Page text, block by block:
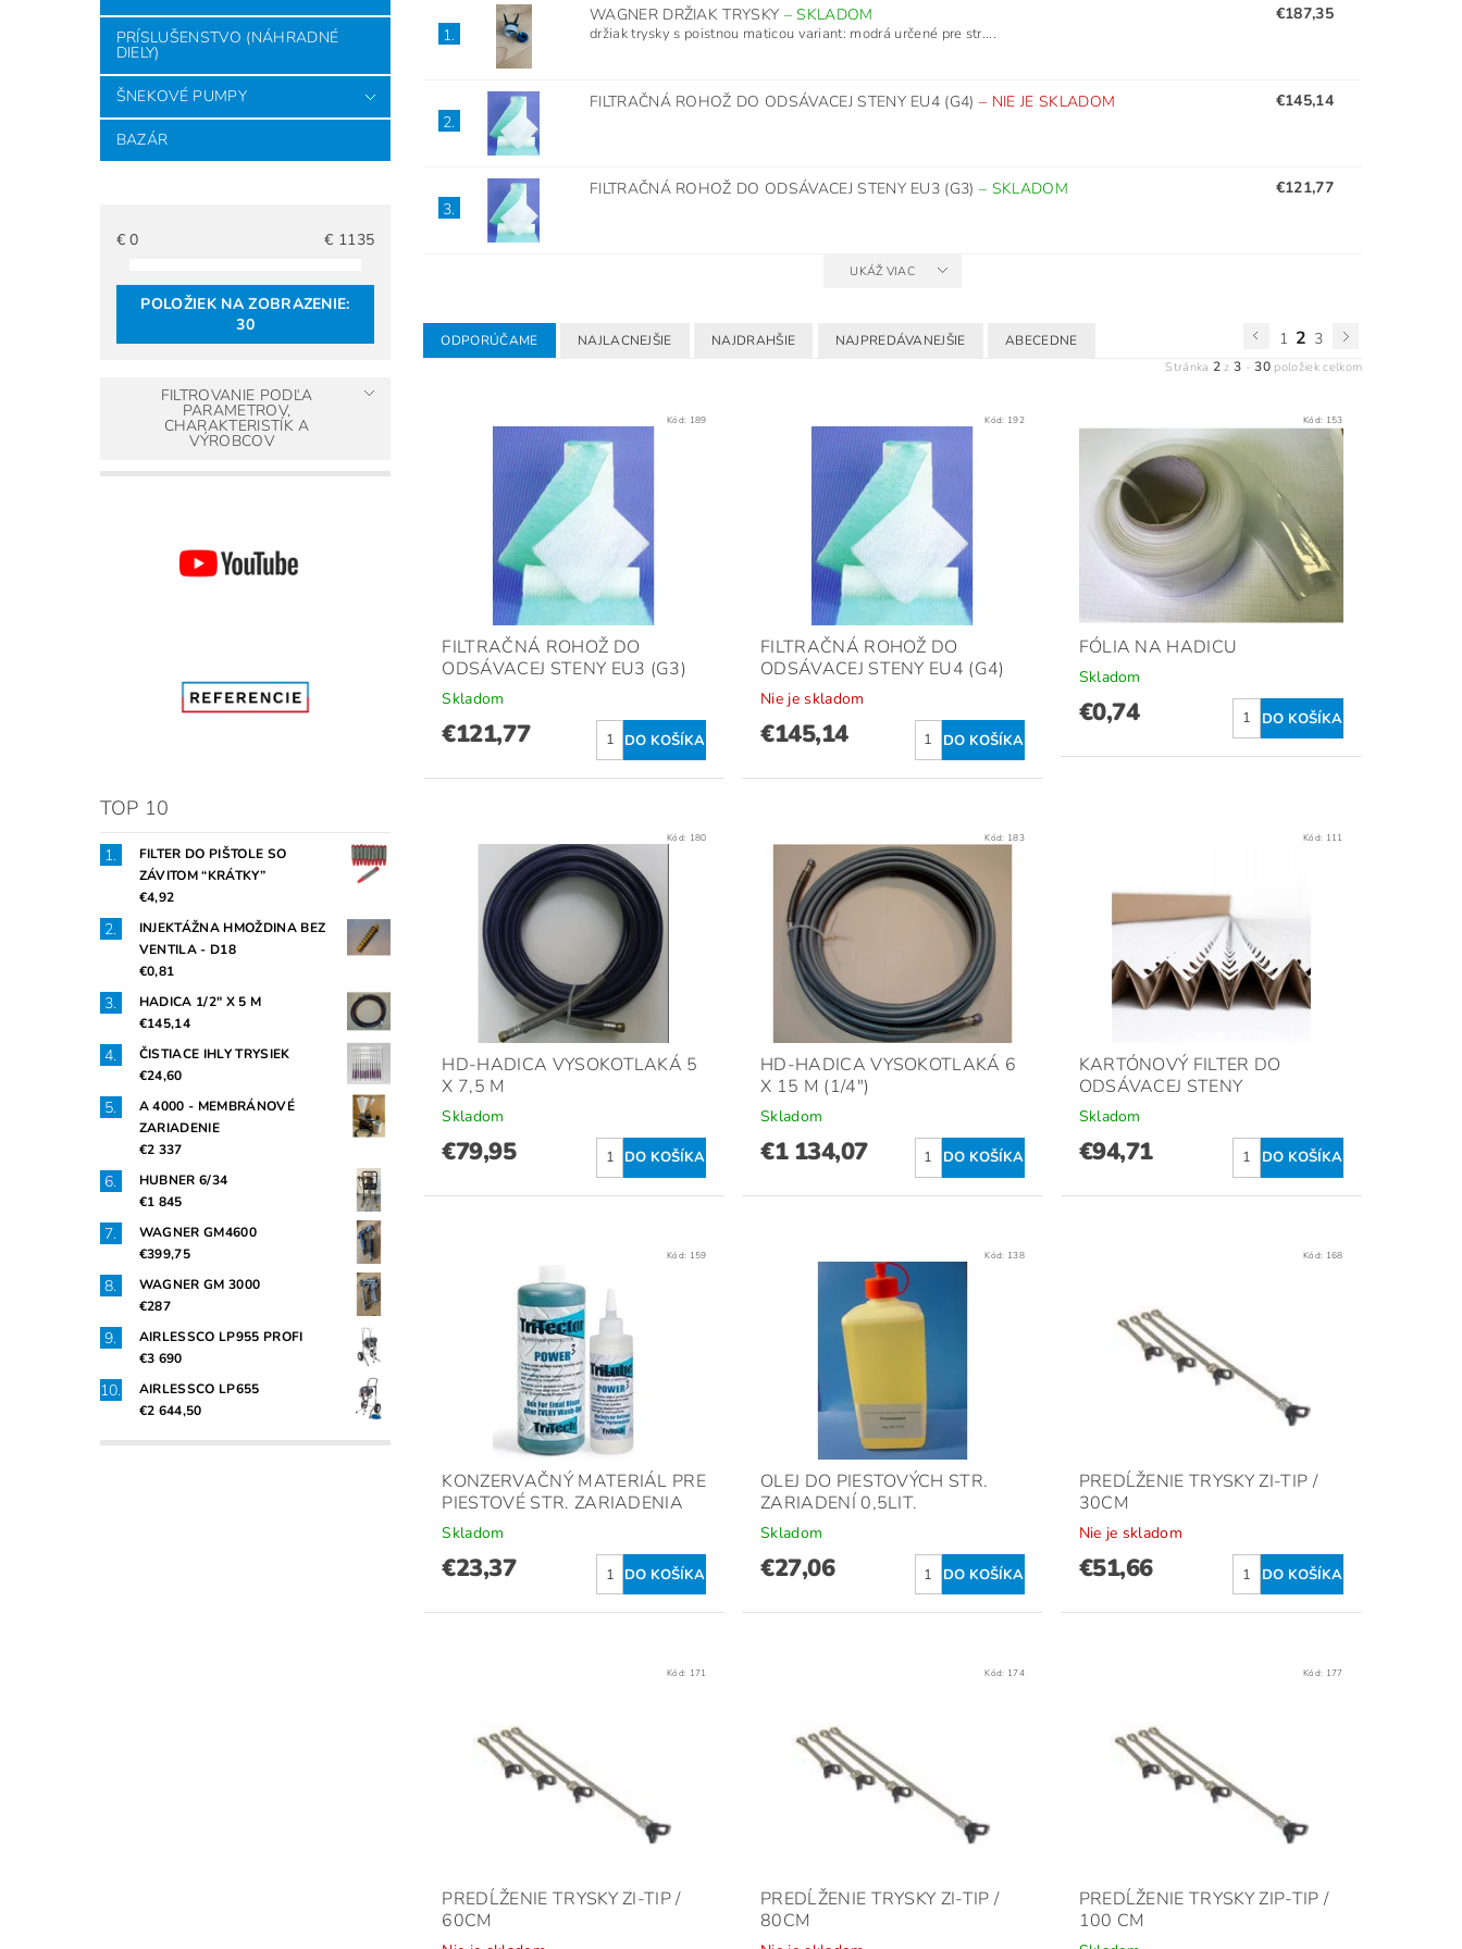
PRÍSLUŠENSTVO (NÁHRADNÉ
DIELY)
ŠNEKOVÉ PUMPY
BAZÁR
€0 € 1135
POLOŽIEK NA ZOBRAZENIE:
30
FILTROVANIE PODĽA
PARAMETROV,
CHARAKTERISTÍK A
VÝROBCOV
TOP 10
FILTER DO PIŠTOLE SO
ZÁVITOM “KRÁTKY”
€4,92
INJEKTÁŽNA HMOŽDINA BEZ
VENTILA - D18
€0,81
HADICA 1/2" X 5 M
€145,14
ČISTIACE IHLY TRYSIEK
€24,60
A 4000 - MEMBRÁNOVÉ
ZARIADENIE
€2 337
HUBNER 6/34
€1 845
WAGNER GM4600
€399,75
WAGNER GM 3000
€287
AIRLESSCO LP955 PROFI
€3 690
AIRLESSCO LP655
€2 644,50
1.
WAGNER DRŽIAK TRYSKY –SKLADOM
držiak trysky s poistnou maticou variant: modrá určené pre str....
€187,35
2.
FILTRAČNÁ ROHOŽ DO ODSÁVACEJ STENY EU4 (G4)– NIE JE SKLADOM €145,14
3.
FILTRAČNÁ ROHOŽ DO ODSÁVACEJ STENY EU3 (G3)– SKLADOM €121,77
UKÁŽ VIAC
ODPORÚČAME NAJLACNEJŠIE NAJDRAHŠIE NAJPREDÁVANEJŠIE ABECEDNE 1 2 3
Stránka 2 z3 -30 položiek celkom
Kód: 189
FILTRAČNÁ ROHOŽ DO
ODSÁVACEJ STENY EU3 (G3)
Skladom
€121,77
Kód: 192
FILTRAČNÁ ROHOŽ DO
ODSÁVACEJ STENY EU4 (G4)
Nie je skladom
€145,14
Kód: 153
FÓLIA NA HADICU
Skladom
€0,74
Kód: 180
HD-HADICA VYSOKOTLAKÁ 5
X 7,5 M
Skladom
€79,95
Kód: 183
HD-HADICA VYSOKOTLAKÁ 6
X 15 M (1/4")
Skladom
€1 134,07
Kód: 111
KARTÓNOVÝ FILTER DO
ODSÁVACEJ STENY
Skladom
€94,71
Kód: 159
KONZERVAČNÝ MATERIÁL PRE
PIESTOVÉ STR. ZARIADENIA
Skladom
€23,37
Kód: 138
OLEJ DO PIESTOVÝCH STR.
ZARIADENÍ 0,5LIT.
Skladom
€27,06
Kód: 168
PREDĹŽENIE TRYSKY ZI-TIP /
30CM
Nie je skladom
€51,66
Kód: 171
PREDĹŽENIE TRYSKY ZI-TIP /
60CM
Kód: 174
PREDĹŽENIE TRYSKY ZI-TIP /
80CM
Kód: 177
PREDĹŽENIE TRYSKY ZIP-TIP /
100 CM